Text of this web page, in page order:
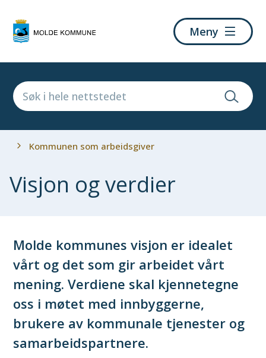
kommune
Meny
Du
Kommunen som arbeidsgiver
Visjon og verdier
Molde kommunes visjon er idealet
vårt og det som gir arbeidet vårt
mening. Verdiene skal kjennetegne
oss i møtet med innbyggerne,
brukere av kommunale tjenester og
samarbeidspartnere.